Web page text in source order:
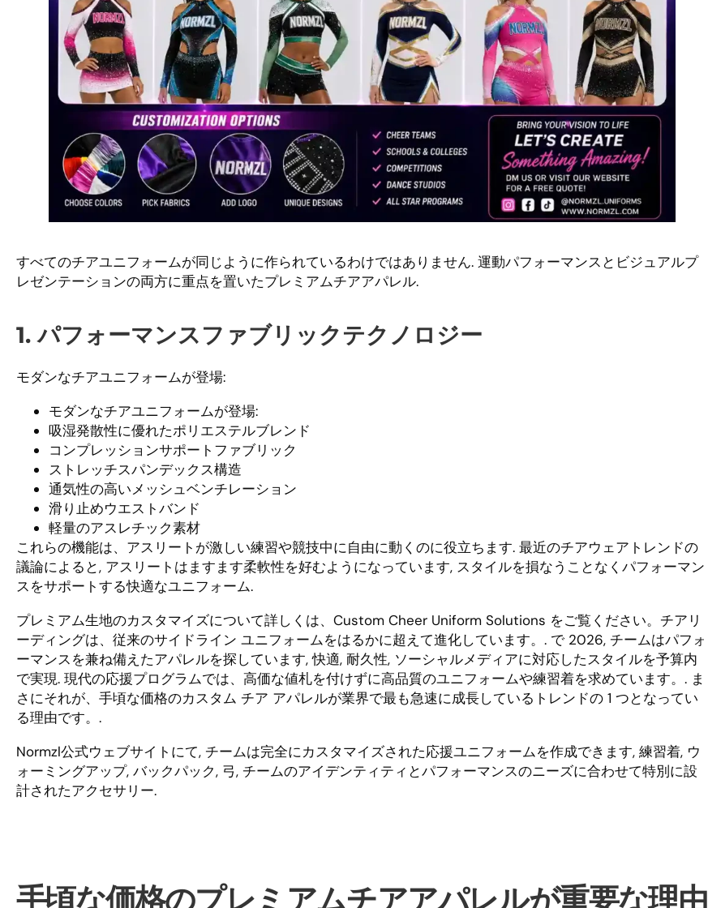
すべてのチアユニフォームが同じように作られているわけではありません. 運動パフォーマンスとビジュアルプ
レゼンテーションの両方に重点を置いたプレミアムチアアパレル.
1. パフォーマンスファブリックテクノロジー
モダンなチアユニフォームが登場:
モダンなチアユニフォームが登場:
吸湿発散性に優れたポリエステルブレンド
コンプレッションサポートファブリック
ストレッチスパンデックス構造
通気性の高いメッシュベンチレーション
滑り止めウエストバンド
軽量のアスレチック素材
これらの機能は、アスリートが激しい練習や競技中に自由に動くのに役立ちます. 最近のチアウェアトレンドの
議論によると, アスリートはますます柔軟性を好むようになっています, スタイルを損なうことなくパフォーマン
スをサポートする快適なユニフォーム.
プレミアム生地のカスタマイズについて詳しくは、Custom Cheer Uniform Solutions をご覧ください。チアリ
ーディングは、従来のサイドライン ユニフォームをはるかに超えて進化しています。. で 2026, チームはパフォ
ーマンスを兼ね備えたアパレルを探しています, 快適, 耐久性, ソーシャルメディアに対応したスタイルを予算内
で実現. 現代の応援プログラムでは、高価な値札を付けずに高品質のユニフォームや練習着を求めています。. ま
さにそれが、手頃な価格のカスタム チア アパレルが業界で最も急速に成長しているトレンドの 1 つとなってい
る理由です。.
Normzl公式ウェブサイトにて, チームは完全にカスタマイズされた応援ユニフォームを作成できます, 練習着, ウ
ォーミングアップ, バックパック, 弓, チームのアイデンティティとパフォーマンスのニーズに合わせて特別に設
計されたアクセサリー.
手頃な価格のプレミアムチアアパレルが重要な理由